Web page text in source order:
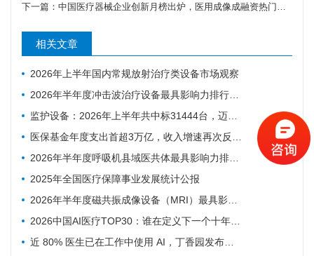
下一篇： 中国医疗器械企业创新月榜出炉，医用成像成融资热门领域
相关文章
2026年上半年国内常规放射治疗类设备市场观察
2026年半年度冲击波治疗设备最具影响力排行榜：翔宇医疗、医迈斯、慧康排名前三，XY-K-MEDICAL系列广受欢迎
监护设备：2026年上半年共中标31444台，迈瑞、科曼、飞利浦排前三
医保基金年度支出首超3万亿，收入增速再次反超支出
2026年半年度呼吸机县域医共体最具影响力排行榜：迈瑞、科曼、德尔格排名前三，市场集中度CR3超75%
2025年全国医疗保障事业发展统计公报
2026年半年度磁共振成像设备（MRI）最具影响力排行榜：西门子、联影、GE排名前三，MAGNETOM Vida等型号广受欢迎
2026中国AI医疗TOP30：谁在定义下一个十年的智慧医疗
近 80% 医生已在工作中使用 AI，丁香园发布中国医生 AI 调研